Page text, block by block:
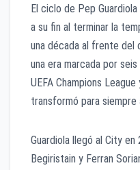
El ciclo de Pep
a su fin al terminar la
una década al frente del
una era marcada por
UEFA Champions
transformó para siempre
Guardiola llegó al City
Begiristain y Ferran